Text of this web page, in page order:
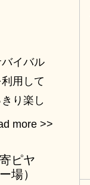
イバル
用して
り楽し
はもち
ピヤ
場）